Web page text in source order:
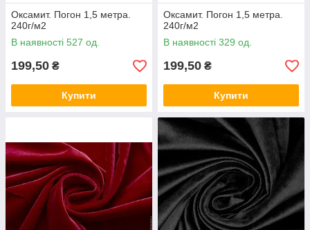
Оксамит. Погон 1,5 метра.
240г/м2
В наявності 527 од.
199,50 ₴
Купити
Оксамит. Погон 1,5 метра.
240г/м2
В наявності 329 од.
199,50 ₴
Купити